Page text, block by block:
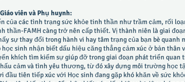
viên và Phụ huynh:
của các tình trạng sức khỏe tinh thần như trầm cảm, rối
thần-FAMH càng trở nên cấp thiết. Vị thành niên là giai
sự thay đổi trong hành vi hay tâm trạng của bạn bè quanh
học sinh nhận biết dấu hiệu căng thẳng cảm xúc ở bản
khích tìm kiếm sự giúp đỡ trong giai đoạn phát triển quan
cảm và tình yêu thương, từ đó xây dựng môi trường học
đầu tiên tiếp xúc với Học sinh đang gặp khó khăn về sức